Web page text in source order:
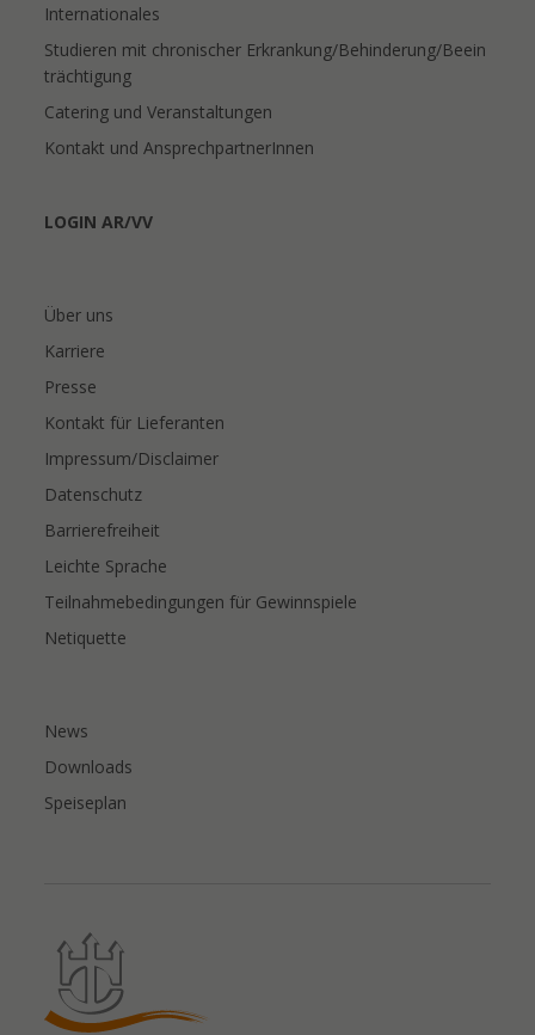
Internationales
Studieren mit chronischer Erkrankung/Behinderung/Beein
trächtigung
Catering und Veranstaltungen
Kontakt und AnsprechpartnerInnen
LOGIN AR/VV
Über uns
Karriere
Presse
Kontakt für Lieferanten
Impressum/Disclaimer
Datenschutz
Barrierefreiheit
Leichte Sprache
Teilnahmebedingungen für Gewinnspiele
Netiquette
News
Downloads
Speiseplan